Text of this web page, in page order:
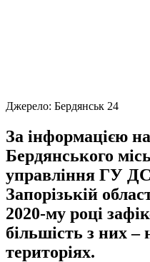
Джерело: Бердянськ 24
За інформацією
Бердянського
управління ГУ
Запорізькій
2020-му році
більшість з них –
територіях.